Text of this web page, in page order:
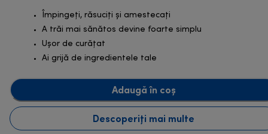
Împingeți, răsuciți și amestecați
A trăi mai sănătos devine foarte simplu
Ușor de curățat
Ai grijă de ingredientele tale
Adaugă în coș
Descoperiți mai multe